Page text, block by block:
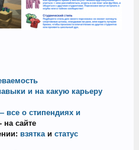
и на какую карьеру
все о стипендиях и
на сайте
взяткаи статус